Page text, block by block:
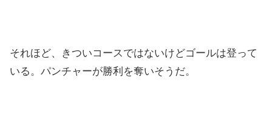
それほど、きついコースではないけどゴールは登って
いる。パンチャーが勝利を奪いそうだ。